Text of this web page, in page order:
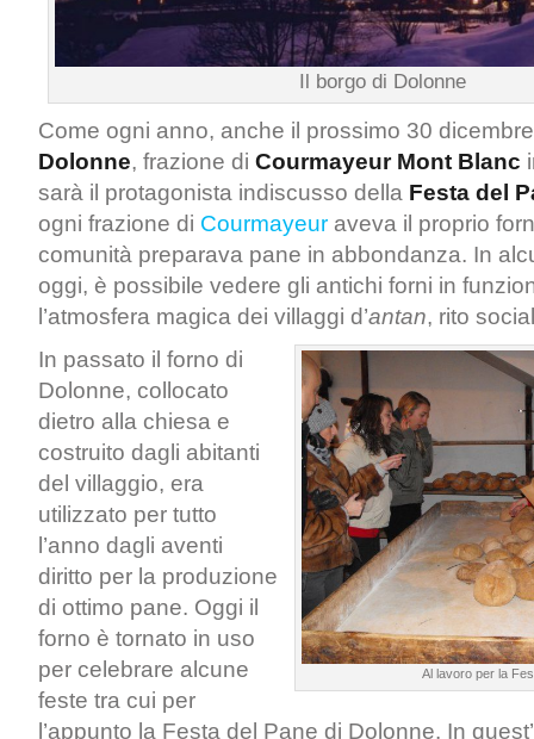
Il borgo di Dolonne
Come ogni anno, anche il prossimo 30
Dolonne, frazione di Courmayeur Mont Blanc
sarà il protagonista indiscusso della Festa del
ogni frazione di Courmayeur aveva il proprio
comunità preparava pane in abbondanza. In
oggi, è possibile vedere gli antichi forni in
l’atmosfera magica dei villaggi d’antan, rito
Al lavoro per la
In passato il forno di
Dolonne, collocato
dietro alla chiesa e
costruito dagli abitanti
del villaggio, era
utilizzato per tutto
l’anno dagli aventi
diritto per la produzione
di ottimo pane. Oggi il
forno è tornato in uso
per celebrare alcune
feste tra cui per
l’appunto la Festa del Pane di Dolonne. In